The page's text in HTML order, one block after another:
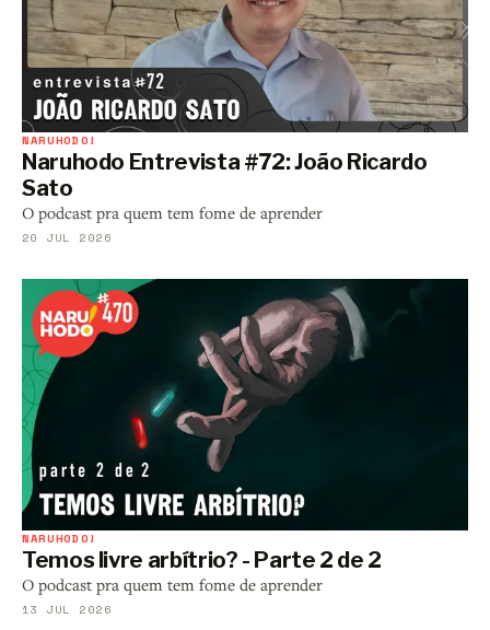
NARUHODO!
Naruhodo Entrevista #72: João Ricardo
Sato
O podcast pra quem tem fome de aprender
20 JUL 2026
NARUHODO!
Temos livre arbítrio? - Parte 2 de 2
O podcast pra quem tem fome de aprender
13 JUL 2026